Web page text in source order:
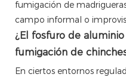
fumigación de
campo informal o
¿El fosfuro de
fumigación de
En ciertos entornos